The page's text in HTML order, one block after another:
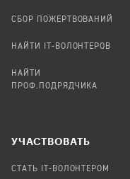
СБОР ПОЖЕРТВОВАНИЙ
НАЙТИ IT-ВОЛОНТЕРОВ
НАЙТИ
ПРОФ.ПОДРЯДЧИКА
УЧАСТВОВАТЬ
СТАТЬ IT-ВОЛОНТЕРОМ